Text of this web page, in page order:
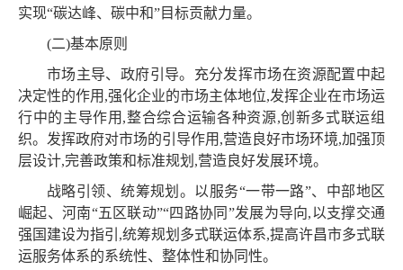
实现“碳达峰、碳中和”目标贡献力量。
(二)基本原则
市场主导、政府引导。充分发挥市场在资源配置中起
决定性的作用,强化企业的市场主体地位,发挥企业在市场运
行中的主导作用,整合综合运输各种资源,创新多式联运组
织。发挥政府对市场的引导作用,营造良好市场环境,加强顶
层设计,完善政策和标准规划,营造良好发展环境。
战略引领、统筹规划。以服务“一带一路”、中部地区
崛起、河南“五区联动”“四路协同”发展为导向,以支撑交通
强国建设为指引,统筹规划多式联运体系,提高许昌市多式联
运服务体系的系统性、整体性和协同性。